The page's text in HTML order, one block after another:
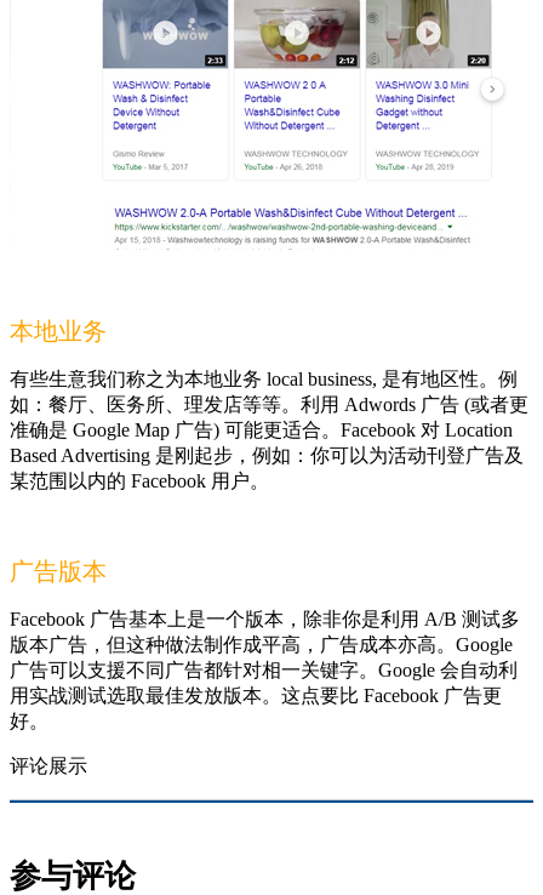
本地业务
有些生意我们称之为本地业务 local business, 是有地区性。例
如：餐厅、医务所、理发店等等。利用 Adwords 广告 (或者更
准确是 Google Map 广告) 可能更适合。Facebook 对 Location
Based Advertising 是刚起步，例如：你可以为活动刊登广告及
某范围以内的 Facebook 用户。
广告版本
Facebook 广告基本上是一个版本，除非你是利用 A/B 测试多
版本广告，但这种做法制作成平高，广告成本亦高。Google
广告可以支援不同广告都针对相一关键字。Google 会自动利
用实战测试选取最佳发放版本。这点要比 Facebook 广告更
好。
评论展示
参与评论